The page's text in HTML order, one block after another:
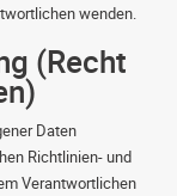
wenden.
(Recht
Daten
Richtlinien- und
Verantwortlichen